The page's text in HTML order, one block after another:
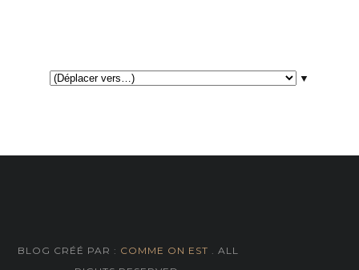
▼
BLOG CRÉÉ PAR : COMME ON EST
. ALL